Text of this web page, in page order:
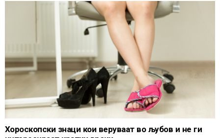
Хороскопски знаци кои веруваат во љубов и не ги